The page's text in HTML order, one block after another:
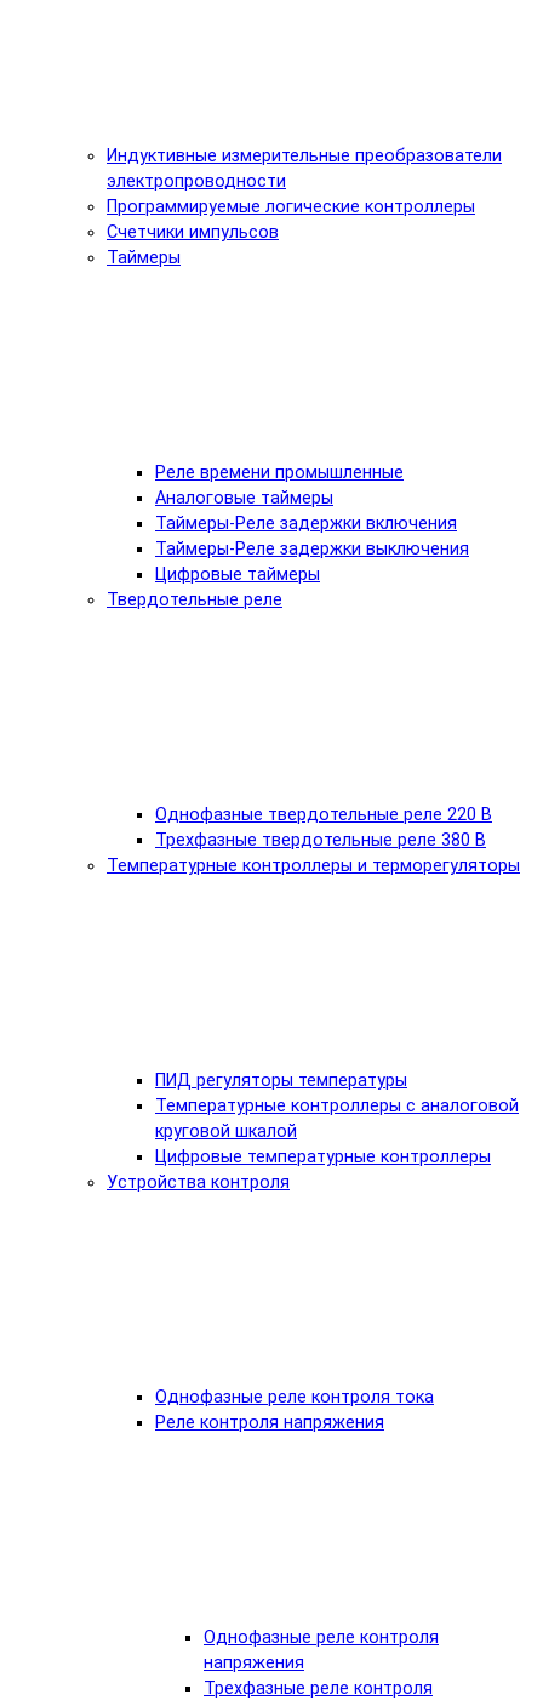
Индуктивные измерительные преобразователи
электропроводности
Программируемые логические контроллеры
Счетчики импульсов
Таймеры
Реле времени промышленные
Аналоговые таймеры
Таймеры-Реле задержки включения
Таймеры-Реле задержки выключения
Цифровые таймеры
Твердотельные реле
Однофазные твердотельные реле 220 В
Трехфазные твердотельные реле 380 В
Температурные контроллеры и терморегуляторы
ПИД регуляторы температуры
Температурные контроллеры с аналоговой
круговой шкалой
Цифровые температурные контроллеры
Устройства контроля
Однофазные реле контроля тока
Реле контроля напряжения
Однофазные реле контроля
напряжения
Трехфазные реле контроля